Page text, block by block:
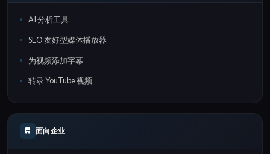
AI 分析工具
SEO 友好型媒体播放器
为视频添加字幕
转录 YouTube 视频
面向企业